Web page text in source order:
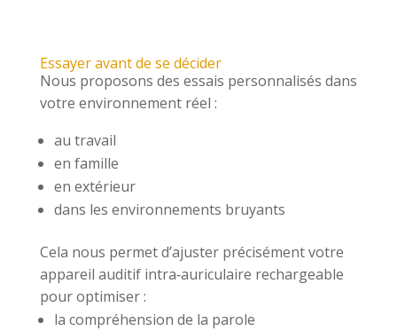
Essayer avant de se décider
Nous proposons des essais personnalisés dans
votre environnement réel :
au travail
en famille
en extérieur
dans les environnements bruyants
Cela nous permet d’ajuster précisément votre
appareil auditif intra‑auriculaire rechargeable
pour optimiser :
la compréhension de la parole